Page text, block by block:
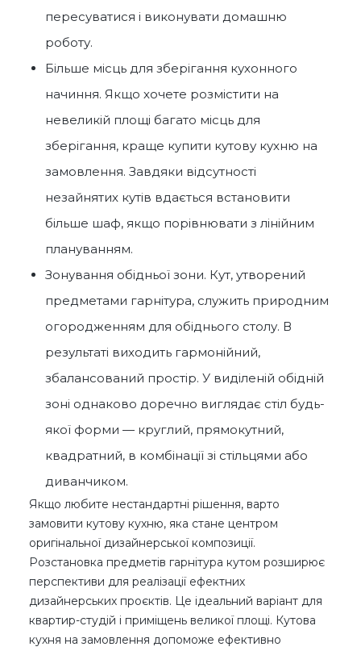
пересуватися і виконувати домашню
роботу.
Більше місць для зберігання кухонного
начиння. Якщо хочете розмістити на
невеликій площі багато місць для
зберігання, краще купити кутову кухню на
замовлення. Завдяки відсутності
незайнятих кутів вдається встановити
більше шаф, якщо порівнювати з лінійним
плануванням.
Зонування обідньої зони. Кут, утворений
предметами гарнітура, служить природним
огородженням для обіднього столу. В
результаті виходить гармонійний,
збалансований простір. У виділеній обідній
зоні однаково доречно виглядає стіл будь-
якої форми — круглий, прямокутний,
квадратний, в комбінації зі стільцями або
диванчиком.
Якщо любите нестандартні рішення, варто
замовити кутову кухню, яка стане центром
оригінальної дизайнерської композиції.
Розстановка предметів гарнітура кутом розширює
перспективи для реалізації ефектних
дизайнерських проєктів. Це ідеальний варіант для
квартир-студій і приміщень великої площі. Кутова
кухня на замовлення допоможе ефективно